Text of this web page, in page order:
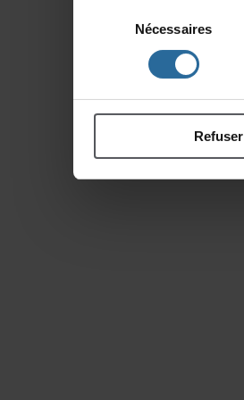
consentement
Nécessaires
Refuser